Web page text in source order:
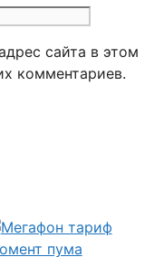
сайта в этом
комментариев.